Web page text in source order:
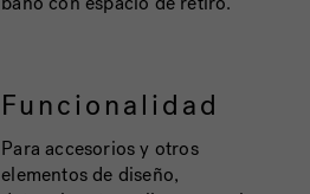
Funcionalidad
Para accesorios y otros
elementos de diseño,